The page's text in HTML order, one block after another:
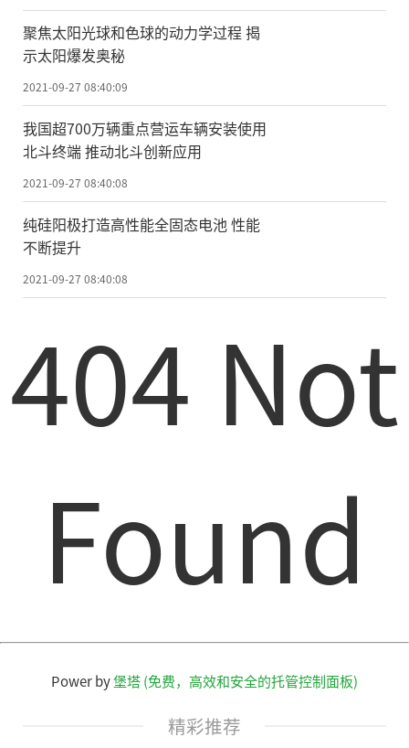
聚焦太阳光球和色球的动力学过程 揭
示太阳爆发奥秘
2021-09-27 08:40:09
我国超700万辆重点营运车辆安装使用
北斗终端 推动北斗创新应用
2021-09-27 08:40:08
纯硅阳极打造高性能全固态电池 性能
不断提升
2021-09-27 08:40:08
404 Not
Found
Power by堡塔 (免费，高效和安全的托管控制面板)
精彩推荐